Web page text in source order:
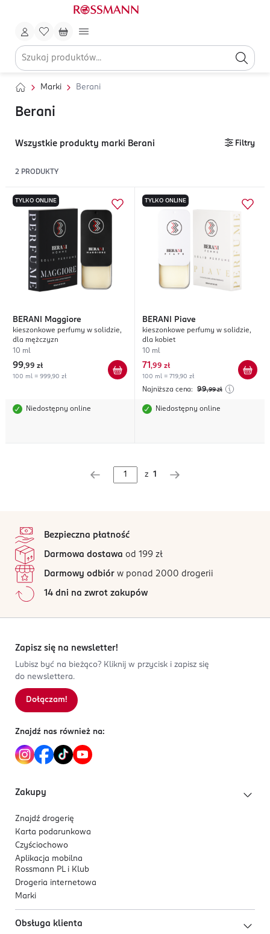
Marki Berani
Berani
Wszystkie produkty marki Berani Filtry
2 PRODUKTY
TYLKO ONLINE
BERANI Maggiore
kieszonkowe perfumy w solidzie,
dla mężczyzn
10 ml
99,99 zł
100 ml = 999,90 zł
Niedostępny online
TYLKO ONLINE
BERANI Piave
kieszonkowe perfumy w solidzie,
dla kobiet
10 ml
71 ,99 zł
100 ml = 719,90 zł
Najniższa cena: 99,99 zł
Niedostępny online
z 1
Bezpieczna płatność
Darmowa dostawa od 199 zł
Darmowy odbiór w ponad 2000 drogerii
14 dni na zwrot zakupów
Zapisz się na newsletter!
Lubisz być na bieżąco? Kliknij w przycisk i zapisz się
do newslettera.
Dołączam!
Znajdź nas również na:
Zakupy
Znajdź drogerię
Karta podarunkowa
Czyściochowo
Aplikacja mobilna
Rossmann PL i Klub
Drogeria internetowa
Marki
Obsługa klienta